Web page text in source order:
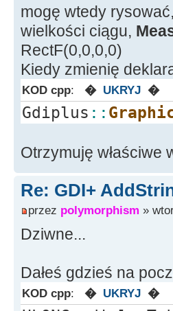
mogę wtedy
wielkości ciągu,
RectF(0,0,0,0)
Kiedy zmienię
KOD cpp: � UKRYJ �
Gdiplus ::
Otrzymuję właściwe
Re: GDI+
przez polymorphism »
Dziwne...
Dałeś gdzieś na
KOD cpp: � UKRYJ �